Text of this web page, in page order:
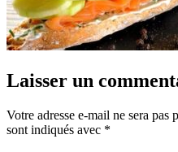
Laisser un
Votre adresse e-mail ne sera pas
sont indiqués avec *